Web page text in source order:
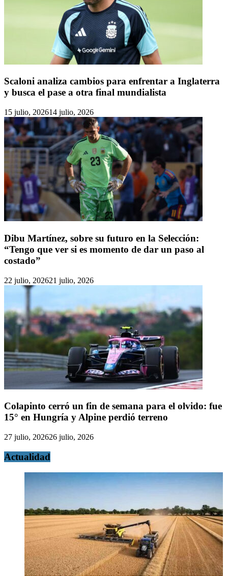
Scaloni analiza cambios para enfrentar a Inglaterra
y busca el pase a otra final mundialista
15 julio, 202614 julio, 2026
Dibu Martínez, sobre su futuro en la Selección:
“Tengo que ver si es momento de dar un paso al
costado”
22 julio, 202621 julio, 2026
Colapinto cerró un fin de semana para el olvido: fue
15° en Hungría y Alpine perdió terreno
27 julio, 202626 julio, 2026
Actualidad